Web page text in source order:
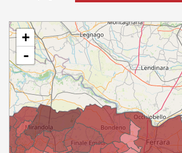
Assegnate5079914198.74
di cui
pagate
4867753790.60
+
-